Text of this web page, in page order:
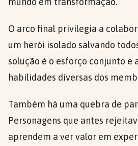
O arco final privilegia a
um herói isolado salvando
solução é o esforço conjunto e
habilidades diversas dos
Também há uma quebra de
Personagens que antes
aprendem a ver valor em